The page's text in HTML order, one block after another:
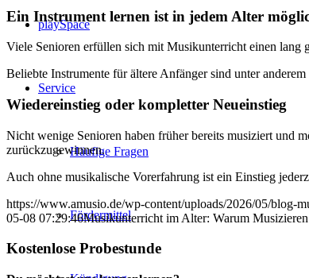
playSpace
Service
Häufige Fragen
Fördermittel
Ein Instrument lernen ist in jedem Alter
Viele Senioren erfüllen sich mit Musikunterricht einen lang
Beliebte Instrumente für ältere Anfänger sind unter
Wiedereinstieg oder kompletter Neueinstieg
Nicht wenige Senioren haben früher bereits musiziert und
zurückzugewinnen.
Auch ohne musikalische Vorerfahrung ist ein Einstieg
https://www.amusio.de/wp-content/uploads/2026/05/blog-
05-08 07:29:46Musikunterricht im Alter: Warum
Kostenlose Probestunde